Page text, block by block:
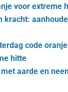
voor extreme
kracht:
code
hitte
aarde en